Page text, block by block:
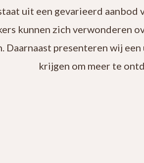
uit een gevarieerd
kunnen zich verwonderen
Daarnaast presenteren wij
krijgen om meer te